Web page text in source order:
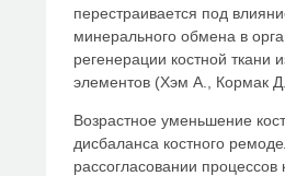
перестраивается под
минерального обмена в
регенерации костной ткани
элементов (Хэм А., Кормак
Возрастное уменьшение
дисбаланса костного
рассогласовании